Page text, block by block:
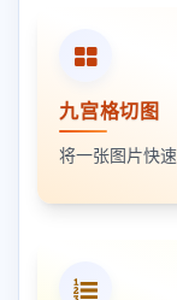
九宫格切图